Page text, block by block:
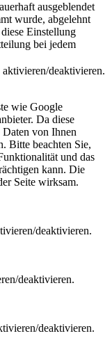
ausgeblendet
wurde, abgelehnt
Einstellung
bei jedem
deaktivieren.
wie Google
Da diese
Daten von Ihnen
Bitte beachten Sie,
und das
kann. Die
Seite wirksam.
deaktivieren.
deaktivieren.
deaktivieren.